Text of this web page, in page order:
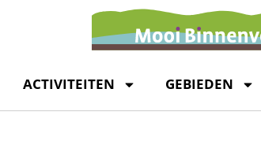
ACTIVITEITEN GEBIEDEN